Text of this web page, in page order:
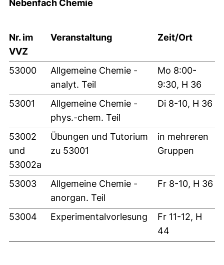
Nebenfach Chemie
Nr. im
VVZ
Veranstaltung Zeit/Ort
53000
Allgemeine Chemie -
analyt. Teil
Mo 8:00-
9:30, H 36
53001
Allgemeine Chemie -
phys.-chem. Teil
Di 8-10, H 36
53002
und
53002a
Übungen und Tutorium
zu 53001
in mehreren
Gruppen
53003
Allgemeine Chemie -
anorgan. Teil
Fr 8-10, H 36
53004 Experimentalvorlesung
Fr 11-12, H
44